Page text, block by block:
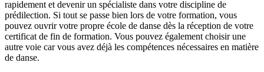
rapidement et devenir un spécialiste dans votre discipline de
prédilection. Si tout se passe bien lors de votre formation, vous
pouvez ouvrir votre propre école de danse dès la réception de votre
certificat de fin de formation. Vous pouvez également choisir une
autre voie car vous avez déjà les compétences nécessaires en matière
de danse.